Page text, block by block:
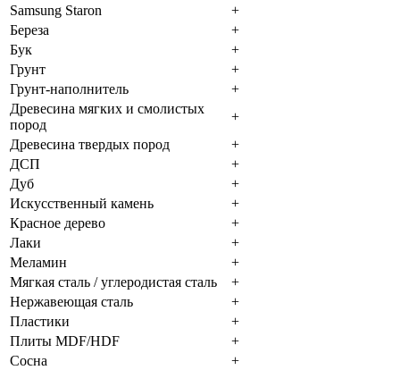
Samsung Staron
+
Береза
+
Бук
+
Грунт
+
Грунт-наполнитель
+
Древесина мягких и смолистых
пород
+
Древесина твердых пород
+
ДСП
+
Дуб
+
Искусственный камень
+
Красное дерево
+
Лаки
+
Меламин
+
Мягкая сталь / углеродистая сталь
+
Нержавеющая сталь
+
Пластики
+
Плиты MDF/HDF
+
Сосна
+